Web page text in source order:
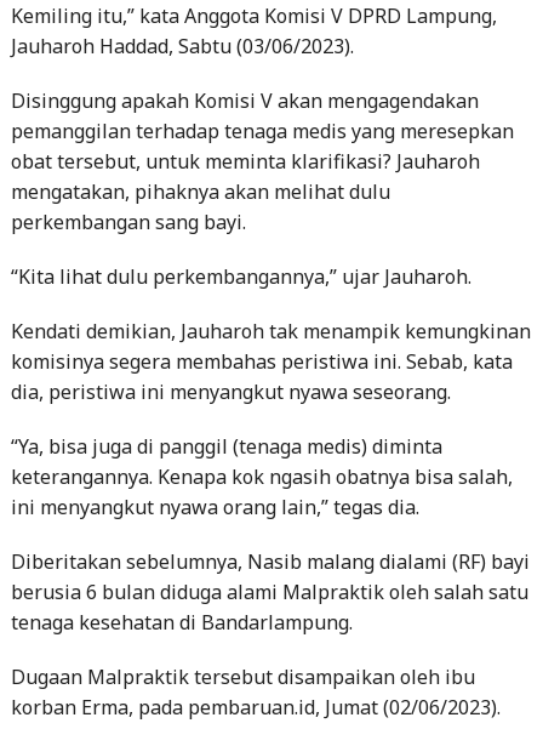
Kemiling itu,” kata Anggota Komisi V DPRD Lampung,
Jauharoh Haddad, Sabtu (03/06/2023).
Disinggung apakah Komisi V akan mengagendakan
pemanggilan terhadap tenaga medis yang meresepkan
obat tersebut, untuk meminta klarifikasi? Jauharoh
mengatakan, pihaknya akan melihat dulu
perkembangan sang bayi.
“Kita lihat dulu perkembangannya,” ujar Jauharoh.
Kendati demikian, Jauharoh tak menampik kemungkinan
komisinya segera membahas peristiwa ini. Sebab, kata
dia, peristiwa ini menyangkut nyawa seseorang.
“Ya, bisa juga di panggil (tenaga medis) diminta
keterangannya. Kenapa kok ngasih obatnya bisa salah,
ini menyangkut nyawa orang lain,” tegas dia.
Diberitakan sebelumnya, Nasib malang dialami (RF) bayi
berusia 6 bulan diduga alami Malpraktik oleh salah satu
tenaga kesehatan di Bandarlampung.
Dugaan Malpraktik tersebut disampaikan oleh ibu
korban Erma, pada pembaruan.id, Jumat (02/06/2023).